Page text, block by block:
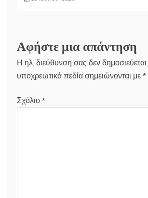
Αφήστε μια απάντηση
Η ηλ. διεύθυνση σας δεν δημοσιεύεται.
υποχρεωτικά πεδία σημειώνονται με *
Σχόλιο *